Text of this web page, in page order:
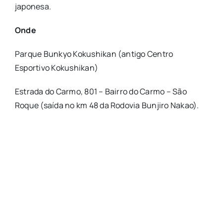
japonesa.
Onde
Parque Bunkyo Kokushikan (antigo Centro
Esportivo Kokushikan)
Estrada do Carmo, 801 – Bairro do Carmo – São
Roque (saída no km 48 da Rodovia Bunjiro Nakao).